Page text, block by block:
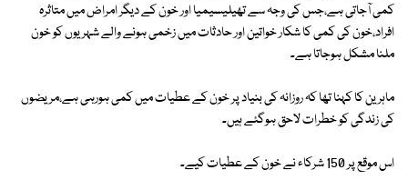
کمی آجاتی ہے،جس کی وجہ سے تھیلیسیمیا اور خون کے دیگر امراض میں متاثرہ
افراد،خون کی کمی کا شکار خواتین اور حادثات میں زخمی ہونے والے شہریوں کو خون
ملنا مشکل ہوجاتا ہے۔
ماہرین کا کہنا تھا کہ روزانہ کی بنیاد پر خون کے عطیات میں کمی ہورہی ہے،مریضوں
کی زندگی کو خطرات لاحق ہوگئے ہیں۔
اس موقع پر 150 شرکاء نے خون کے عطیات کیے۔